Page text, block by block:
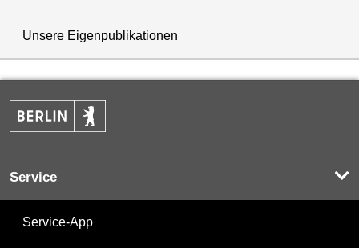
Unsere Eigenpublikationen
Service
Service-App